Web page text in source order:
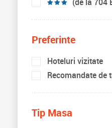
Preferinte
Hoteluri vizitate
Recomandate de
Tip Masa